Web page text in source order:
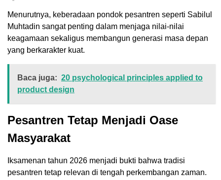
Menurutnya, keberadaan pondok pesantren seperti Sabilul
Muhtadin sangat penting dalam menjaga nilai-nilai
keagamaan sekaligus membangun generasi masa depan
yang berkarakter kuat.
Baca juga: 20 psychological principles applied to
product design
Pesantren Tetap Menjadi Oase
Masyarakat
Iksamenan tahun 2026 menjadi bukti bahwa tradisi
pesantren tetap relevan di tengah perkembangan zaman.